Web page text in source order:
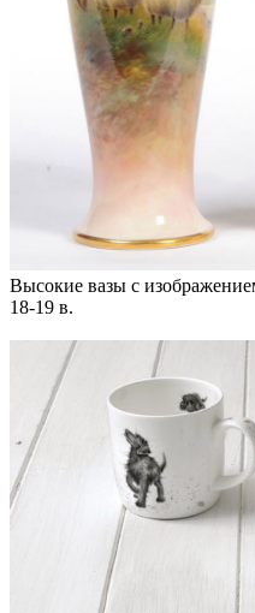
Высокие вазы с
18-19 в.